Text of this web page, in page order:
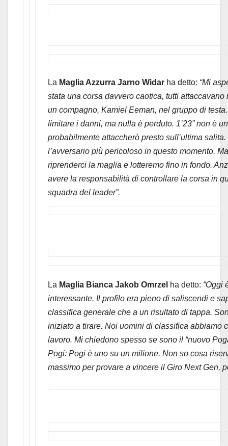
La Maglia Azzurra Jarno Widarha detto: “Mi
stata una corsa davvero caotica, tutti
un compagno, Kamiel Eeman, nel gruppo di
limitare i danni, ma nulla è perduto. 1’23” non è
probabilmente attaccherò presto sull’ultima
l’avversario più pericoloso in questo momento.
riprenderci la maglia e lotteremo fino in fondo.
avere la responsabilità di controllare la corsa in
squadra del leader”.
La Maglia Bianca Jakob Omrzel ha detto: “Oggi
interessante. Il profilo era pieno di saliscendi e
classifica generale che a un risultato di tappa.
iniziato a tirare. Noi uomini di classifica abbiamo
lavoro. Mi chiedono spesso se sono il “nuovo
Pogi: Pogi è uno su un milione. Non so cosa
massimo per provare a vincere il Giro Next Gen,